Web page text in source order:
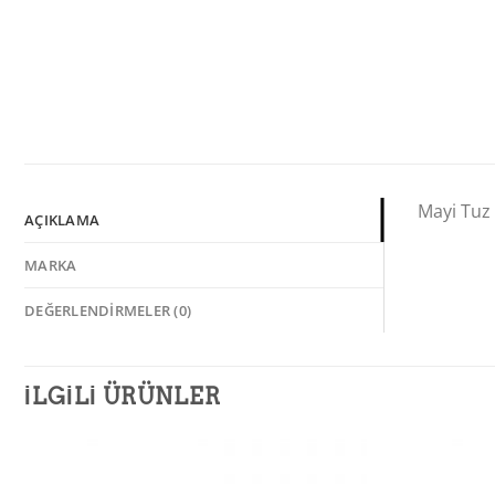
AÇIKLAMA
MARKA
DEĞERLENDIRMELER (0)
Mayi
İLGILI ÜRÜNLER